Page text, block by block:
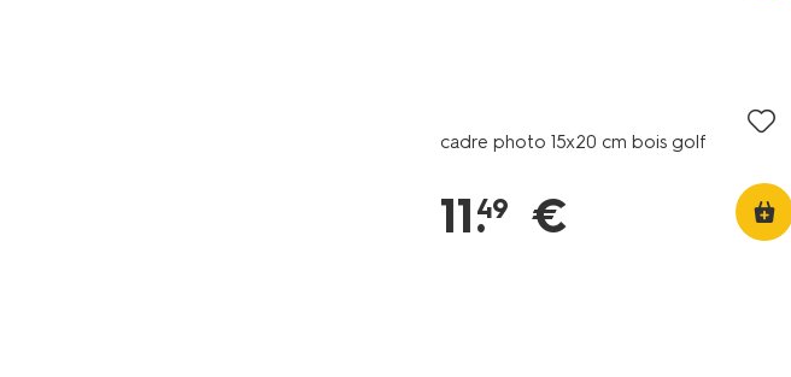
cadre photo 15x20 cm bois golf
11.
49 €